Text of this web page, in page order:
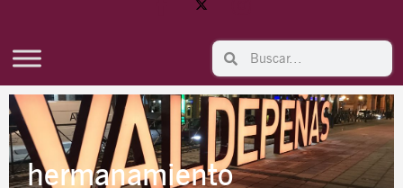
Search Search
hermanamiento